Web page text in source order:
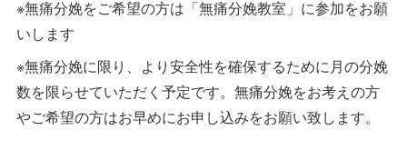
※無痛分娩をご希望の方は「無痛分娩教室」に参加をお願
いします
※無痛分娩に限り、より安全性を確保するために月の分娩
数を限らせていただく予定です。無痛分娩をお考えの方
やご希望の方はお早めにお申し込みをお願い致します。